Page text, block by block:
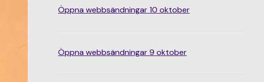
Öppna webbsändningar 10 oktober
Öppna webbsändningar 9 oktober